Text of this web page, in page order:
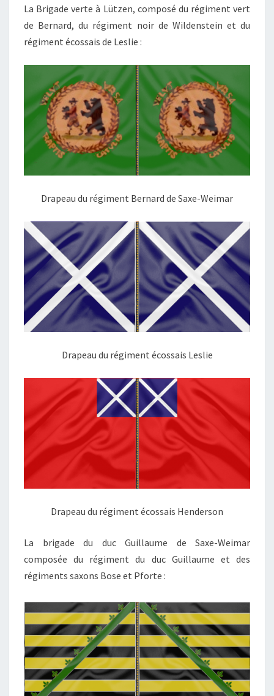
La Brigade verte à Lützen, composé du régiment vert
de Bernard, du régiment noir de Wildenstein et du
régiment écossais de Leslie :
Drapeau du régiment Bernard de Saxe-Weimar
Drapeau du régiment écossais Leslie
Drapeau du régiment écossais Henderson
La brigade du duc Guillaume de Saxe-Weimar
composée du régiment du duc Guillaume et des
régiments saxons Bose et Pforte :